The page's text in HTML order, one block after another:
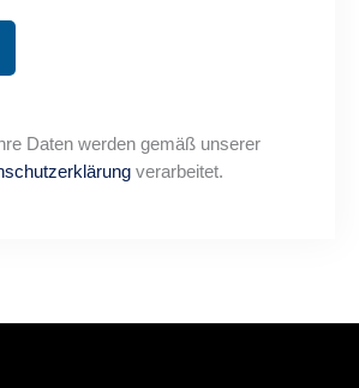
Daten werden gemäß unserer
verarbeitet.